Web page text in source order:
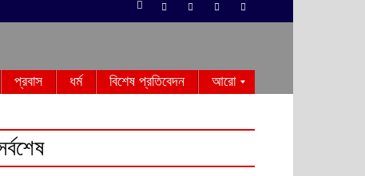
প্রবাস ধর্ম বিশেষ প্রতিবেদন আরো